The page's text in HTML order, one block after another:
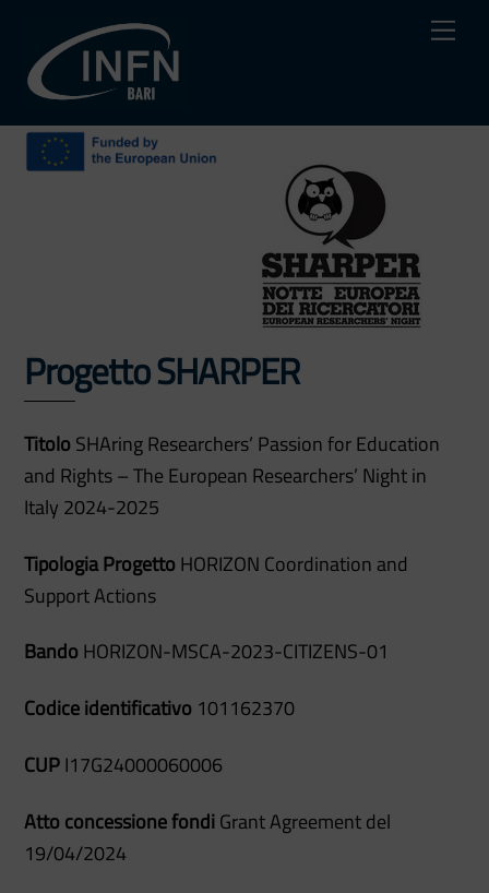
content
Progetto SHARPER
TitoloSHAring Researchers’ Passion for Education
and Rights – The European Researchers’ Night in
Italy 2024-2025
Tipologia ProgettoHORIZON Coordination and
Support Actions
BandoHORIZON-MSCA-2023-CITIZENS-01
Codice identificativo 101162370
CUPI17G24000060006
Atto concessione fondiGrant Agreement del
19/04/2024